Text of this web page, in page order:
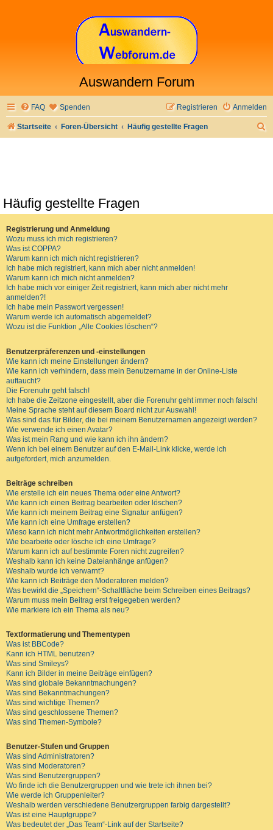
Auswandern Forum
FAQ Spenden Anmelden
Registrieren
Startseite Foren-Übersicht Häufig gestellte Fragen
Häufig gestellte Fragen
Registrierung und Anmeldung
Wozu muss ich mich registrieren?
Was ist COPPA?
Warum kann ich mich nicht registrieren?
Ich habe mich registriert, kann mich aber nicht anmelden!
Warum kann ich mich nicht anmelden?
Ich habe mich vor einiger Zeit registriert, kann mich aber nicht mehr
anmelden?!
Ich habe mein Passwort vergessen!
Warum werde ich automatisch abgemeldet?
Wozu ist die Funktion „Alle Cookies löschen“?
Benutzerpräferenzen und -einstellungen
Wie kann ich meine Einstellungen ändern?
Wie kann ich verhindern, dass mein Benutzername in der Online-Liste
auftaucht?
Die Forenuhr geht falsch!
Ich habe die Zeitzone eingestellt, aber die Forenuhr geht immer noch falsch!
Meine Sprache steht auf diesem Board nicht zur Auswahl!
Was sind das für Bilder, die bei meinem Benutzernamen angezeigt werden?
Wie verwende ich einen Avatar?
Was ist mein Rang und wie kann ich ihn ändern?
Wenn ich bei einem Benutzer auf den E-Mail-Link klicke, werde ich
aufgefordert, mich anzumelden.
Beiträge schreiben
Wie erstelle ich ein neues Thema oder eine Antwort?
Wie kann ich einen Beitrag bearbeiten oder löschen?
Wie kann ich meinem Beitrag eine Signatur anfügen?
Wie kann ich eine Umfrage erstellen?
Wieso kann ich nicht mehr Antwortmöglichkeiten erstellen?
Wie bearbeite oder lösche ich eine Umfrage?
Warum kann ich auf bestimmte Foren nicht zugreifen?
Weshalb kann ich keine Dateianhänge anfügen?
Weshalb wurde ich verwarnt?
Wie kann ich Beiträge den Moderatoren melden?
Was bewirkt die „Speichern“-Schaltfläche beim Schreiben eines Beitrags?
Warum muss mein Beitrag erst freigegeben werden?
Wie markiere ich ein Thema als neu?
Textformatierung und Thementypen
Was ist BBCode?
Kann ich HTML benutzen?
Was sind Smileys?
Kann ich Bilder in meine Beiträge einfügen?
Was sind globale Bekanntmachungen?
Was sind Bekanntmachungen?
Was sind wichtige Themen?
Was sind geschlossene Themen?
Was sind Themen-Symbole?
Benutzer-Stufen und Gruppen
Was sind Administratoren?
Was sind Moderatoren?
Was sind Benutzergruppen?
Wo finde ich die Benutzergruppen und wie trete ich ihnen bei?
Wie werde ich Gruppenleiter?
Weshalb werden verschiedene Benutzergruppen farbig dargestellt?
Was ist eine Hauptgruppe?
Was bedeutet der „Das Team“-Link auf der Startseite?